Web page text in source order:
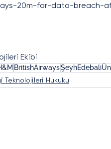
20m-for-data-breach-
Ekibi
BritishAirways
Teknolojileri Hukuku